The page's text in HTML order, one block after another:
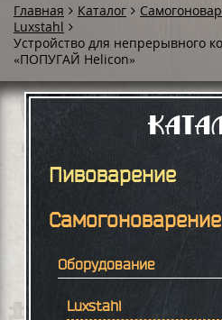
Главная Каталог
Luxstahl
Устройство для непрерывного
«ПОПУГАЙ Helicon»
Пивоварение
Самогоноварение
Оборудование
Luxstahl